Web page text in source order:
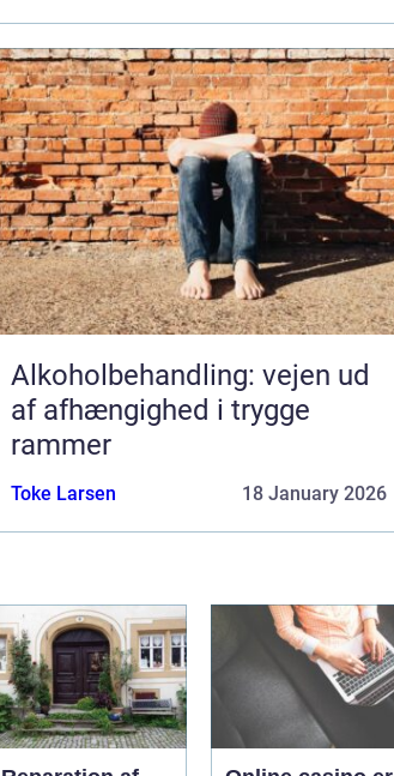
Alkoholbehandling: vejen ud
af afhængighed i trygge
rammer
Toke Larsen 18 January 2026